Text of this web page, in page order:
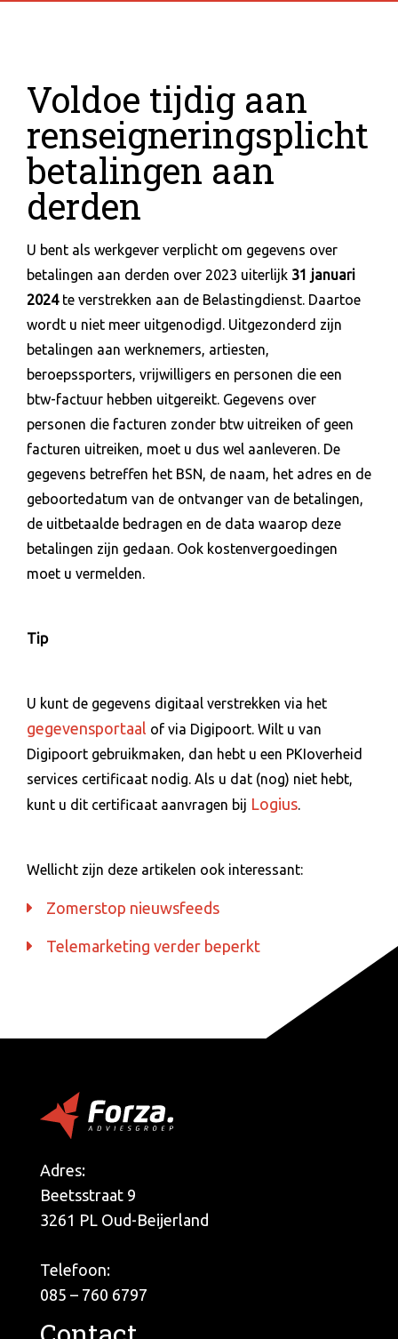
Voldoe tijdig aan
renseigneringsplicht
betalingen aan
derden
U bent als werkgever verplicht om gegevens over
betalingen aan derden over 2023 uiterlijk 31 januari
2024te verstrekken aan de Belastingdienst. Daartoe
wordt u niet meer uitgenodigd. Uitgezonderd zijn
betalingen aan werknemers, artiesten,
beroepssporters, vrijwilligers en personen die een
btw-factuur hebben uitgereikt. Gegevens over
personen die facturen zonder btw uitreiken of geen
facturen uitreiken, moet u dus wel aanleveren. De
gegevens betreffen het BSN, de naam, het adres en de
geboortedatum van de ontvanger van de betalingen,
de uitbetaalde bedragen en de data waarop deze
betalingen zijn gedaan. Ook kostenvergoedingen
moet u vermelden.
Tip
U kunt de gegevens digitaal verstrekken via het
gegevensportaal of via Digipoort. Wilt u van
Digipoort gebruikmaken, dan hebt u een PKIoverheid
services certificaat nodig. Als u dat (nog) niet hebt,
kunt u dit certificaat aanvragen bij Logius
Wellicht zijn deze artikelen ook interessant:
Zomerstop nieuwsfeeds
Telemarketing verder beperkt
Adres:
Beetsstraat 9
3261 PL Oud-Beijerland
Telefoon:
085 – 760 6797